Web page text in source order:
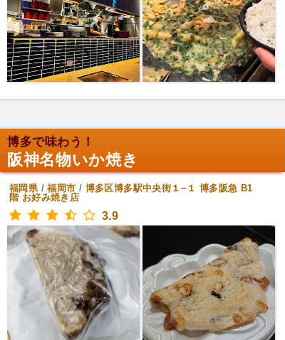
博多で味わう！
阪神名物いか焼き
福岡県/福岡市 / 博多区博多駅中央街１−１ 博多阪急 B1
階 お好み焼き店
3.9